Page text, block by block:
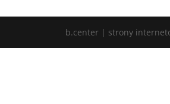
b.center | strony